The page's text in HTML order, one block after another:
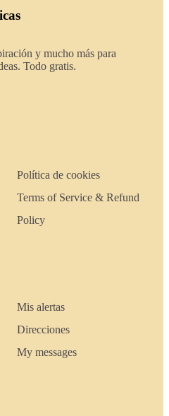
y mucho más para
Todo gratis.
Política de cookies
Terms of Service & Refund
Policy
Mis alertas
Direcciones
My messages